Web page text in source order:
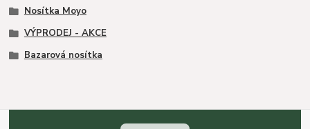
Nosítka Moyo
VÝPRODEJ - AKCE
Bazarová nosítka